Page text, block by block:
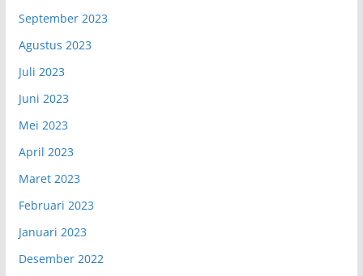
September 2023
Agustus 2023
Juli 2023
Juni 2023
Mei 2023
April 2023
Maret 2023
Februari 2023
Januari 2023
Desember 2022